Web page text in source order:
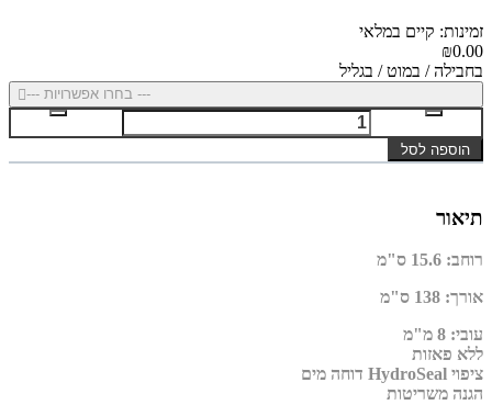
זמינות: קיים במלאי
₪0.00
בחבילה / במוט / בגליל
--- בחרו אפשרויות ---
הוספה לסל
תיאור
רוחב: 15.6 ס"מ
אורך: 138 ס"מ
עובי: 8 מ"מ
ללא פאזות
ציפוי HydroSeal דוחה מים
הגנה משריטות